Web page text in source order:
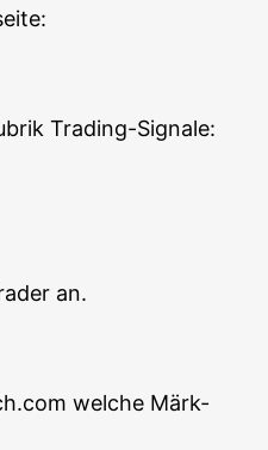
Trading-Signale:
an.
wel­che Märk­